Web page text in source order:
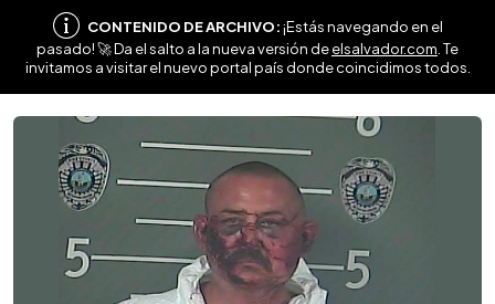
CONTENIDO DE ARCHIVO:¡Estás navegando en el
pasado! 🚀 Da el salto a la nueva versión deelsalvador.com . Te
invitamos a visitar el nuevo portal país donde coincidimos todos.